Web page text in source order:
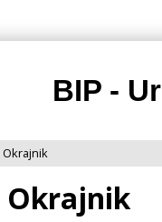
BIP -
Okrajnik
Okrajnik